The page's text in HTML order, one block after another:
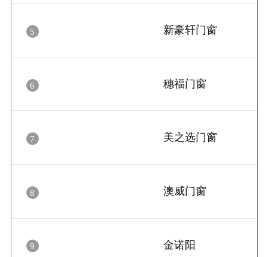
5 新豪轩门窗
6 穗福门窗
7 美之选门窗
8 澳威门窗
9 金诺阳